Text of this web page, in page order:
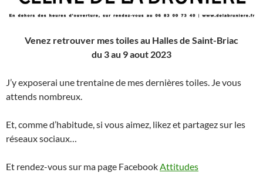
Venez retrouver mes toiles au Halles de Saint-Briac
du 3 au 9 aout 2023
J’y exposerai une trentaine de mes dernières toiles. Je vous
attends nombreux.
Et, comme d’habitude, si vous aimez, likez et partagez sur les
réseaux sociaux…
Et rendez-vous sur ma page Facebook Attitudes